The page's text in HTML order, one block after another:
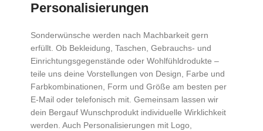
Personalisierungen
Sonderwünsche werden nach Machbarkeit gern
erfüllt. Ob Bekleidung, Taschen, Gebrauchs- und
Einrichtungsgegenstände oder Wohlfühldrodukte –
teile uns deine Vorstellungen von Design, Farbe und
Farbkombinationen, Form und Größe am besten per
E-Mail oder telefonisch mit. Gemeinsam lassen wir
dein Bergauf Wunschprodukt individuelle Wirklichkeit
werden. Auch Personalisierungen mit Logo,